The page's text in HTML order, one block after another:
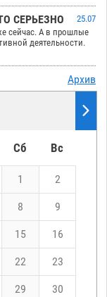
СЕРЬЕЗНО
25.07
сейчас. А в прошлые
деятельности.
Архив
Сб Вс
1 2
8 9
15 16
22 23
29 30